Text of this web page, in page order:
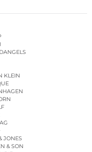
KLEIN
JONES
& SON